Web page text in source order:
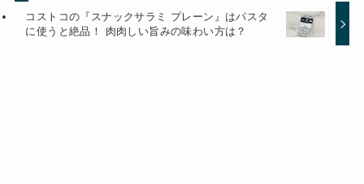
コストコの『スナックサラミ プレーン』はパスタ
に使うと絶品！ 肉肉しい旨みの味わい方は？